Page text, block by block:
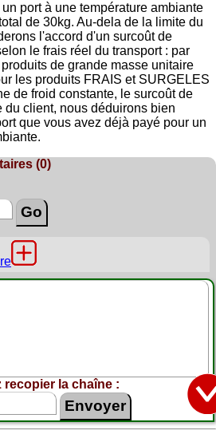
port à une température ambiante
de 30kg. Au-dela de la limite du
l'accord d'un surcoût de
le frais réel du transport : par
de grande masse unitaire
les produits FRAIS et SURGELES
de froid constante, le surcoût de
du client, nous déduirons bien
que vous avez déjà payé pour un
(0)
recopier la chaîne :